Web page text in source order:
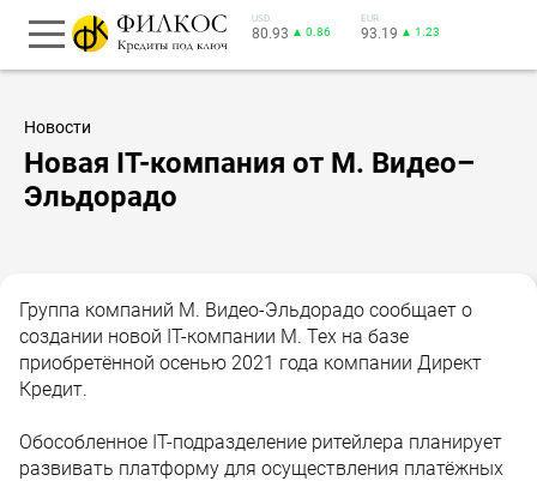
USD
80.93 ▲ 0.86
EUR
93.19 ▲ 1.23
Новости
Новая IT-компания от М. Видео–
Эльдорадо
Группа компаний М. Видео-Эльдорадо сообщает о
создании новой IT-компании М. Тех на базе
приобретённой осенью 2021 года компании Директ
Кредит.
Обособленное IT-подразделение ритейлера планирует
развивать платформу для осуществления платёжных